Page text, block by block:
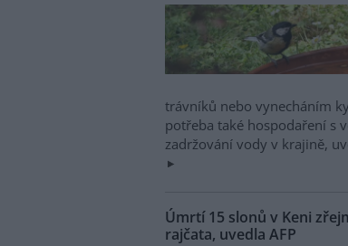
trávníků nebo vynecháním
potřeba také hospodaření s
zadržování vody v krajině,
Úmrtí 15 slonů v Keni
rajčata, uvedla AFP